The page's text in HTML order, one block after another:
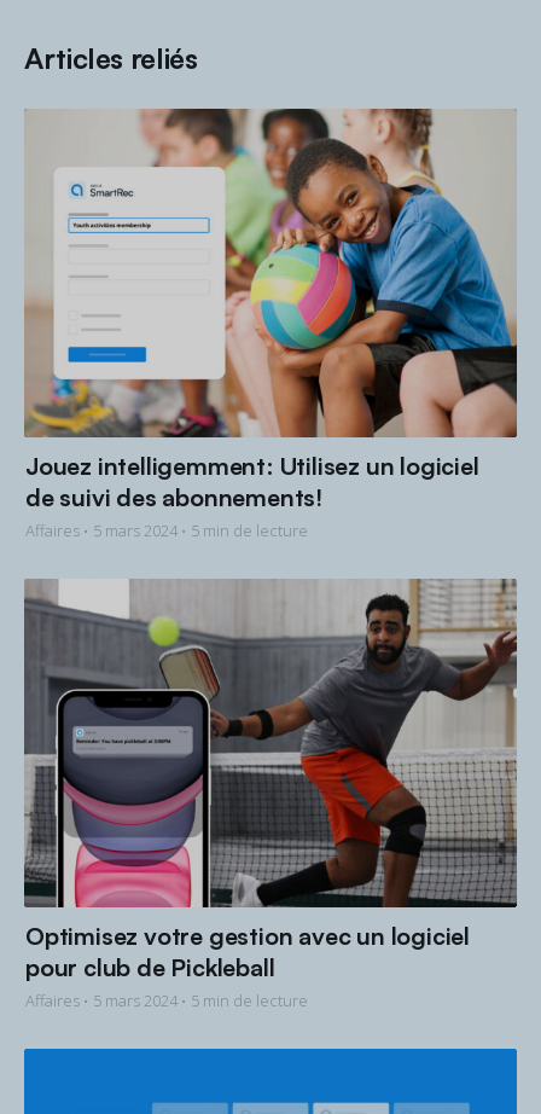
Articles reliés
Jouez intelligemment: Utilisez un logiciel
de suivi des abonnements!
Affaires • 5 mars 2024 • 5 min de lecture
Optimisez votre gestion avec un logiciel
pour club de Pickleball
Affaires • 5 mars 2024 • 5 min de lecture